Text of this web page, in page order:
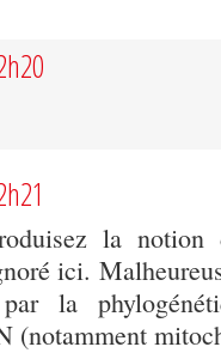
la notion
ici.
la
(notamment